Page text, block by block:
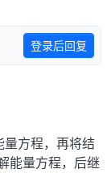
登录后回复
量方程，再将结
能量方程，后继